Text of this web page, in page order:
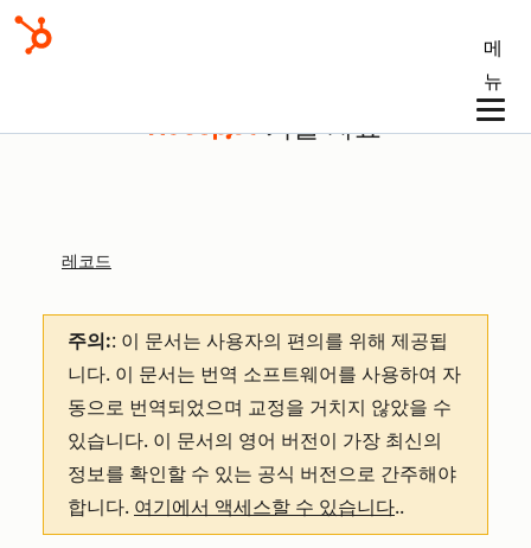
메
뉴
기술 자료
레코드
주의:: 이 문서는 사용자의 편의를 위해 제공됩
니다. 이 문서는 번역 소프트웨어를 사용하여 자
동으로 번역되었으며 교정을 거치지 않았을 수
있습니다. 이 문서의 영어 버전이 가장 최신의
정보를 확인할 수 있는 공식 버전으로 간주해야
합니다. 여기에서 액세스할 수 있습니다..